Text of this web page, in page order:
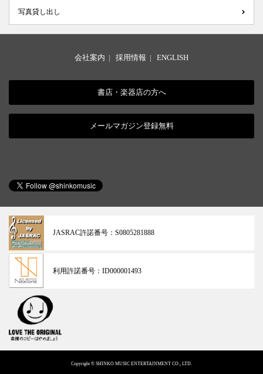
写真貸し出し
会社案内 | 採用情報 | ENGLISH
書店・楽器店の方へ
メールマガジン登録無料
JASRAC許諾番号： S0805281888
利用許諾番号： ID000001493
Copyright © SHINKO MUSIC ENTERTAINMENT CO., LTD.